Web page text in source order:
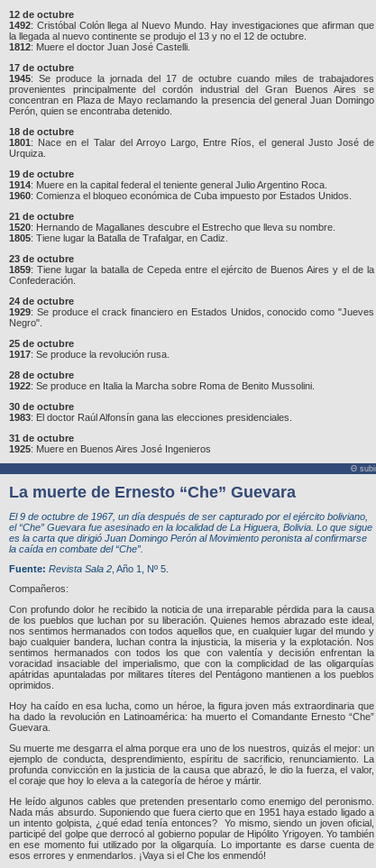
12 de octubre
1492: Cristóbal Colón llega al Nuevo Mundo. Hay investigaciones que afirman que
la llegada al nuevo continente se produjo el 13 y no el 12 de octubre.
1812: Muere el doctor Juan José Castelli.
17 de octubre
1945: Se produce la jornada del 17 de octubre cuando miles de trabajadores
provenientes principalmente del cordón industrial del Gran Buenos Aires se
concentran en Plaza de Mayo reclamando la presencia del general Juan Domingo
Perón, quien se encontraba detenido.
18 de octubre
1801: Nace en el Talar del Arroyo Largo, Entre Ríos, el general Justo José de
Urquiza.
19 de octubre
1914: Muere en la capital federal el teniente general Julio Argentino Roca.
1960: Comienza el bloqueo económica de Cuba impuesto por Estados Unidos.
21 de octubre
1520: Hernando de Magallanes descubre el Estrecho que lleva su nombre.
1805: Tiene lugar la Batalla de Trafalgar, en Cadiz.
23 de octubre
1859: Tiene lugar la batalla de Cepeda entre el ejército de Buenos Aires y el de la
Confederación.
24 de octubre
1929: Se produce el crack financiero en Estados Unidos, conocido como "Jueves
Negro".
25 de octubre
1917: Se produce la revolución rusa.
28 de octubre
1922: Se produce en Italia la Marcha sobre Roma de Benito Mussolini.
30 de octubre
1983: El doctor Raúl Alfonsín gana las elecciones presidenciales.
31 de octubre
1925: Muere en Buenos Aires José Ingenieros
Θ
La muerte de Ernesto “Che” Guevara
El 9 de octubre de 1967, un día después de ser capturado por el ejército boliviano,
el “Che” Guevara fue asesinado en la localidad de La Higuera, Bolivia. Lo que sigue
es la carta que dirigió Juan Domingo Perón al Movimiento peronista al confirmarse
la caída en combate del “Che”.
Fuente: Revista Sala 2 , Año 1, Nº 5.
Compañeros:
Con profundo dolor he recibido la noticia de una irreparable pérdida para la causa
de los pueblos que luchan por su liberación. Quienes hemos abrazado este ideal,
nos sentimos hermanados con todos aquellos que, en cualquier lugar del mundo y
bajo cualquier bandera, luchan contra la injusticia, la miseria y la explotación. Nos
sentimos hermanados con todos los que con valentía y decisión enfrentan la
voracidad insaciable del imperialismo, que con la complicidad de las oligarquías
apátridas apuntaladas por militares títeres del Pentágono mantienen a los pueblos
oprimidos.
Hoy ha caído en esa lucha, como un héroe, la figura joven más extraordinaria que
ha dado la revolución en Latinoamérica: ha muerto el Comandante Ernesto “Che”
Guevara.
Su muerte me desgarra el alma porque era uno de los nuestros, quizás el mejor: un
ejemplo de conducta, desprendimiento, espíritu de sacrificio, renunciamiento. La
profunda convicción en la justicia de la causa que abrazó, le dio la fuerza, el valor,
el coraje que hoy lo eleva a la categoría de héroe y mártir.
He leído algunos cables que pretenden presentarlo como enemigo del peronismo.
Nada más absurdo. Suponiendo que fuera cierto que en 1951 haya estado ligado a
un intento golpista, ¿qué edad tenía entonces? Yo mismo, siendo un joven oficial,
participé del golpe que derrocó al gobierno popular de Hipólito Yrigoyen. Yo también
en ese momento fui utilizado por la oligarquía. Lo importante es darse cuenta de
esos errores y enmendarlos. ¡Vaya si el Che los enmendó!